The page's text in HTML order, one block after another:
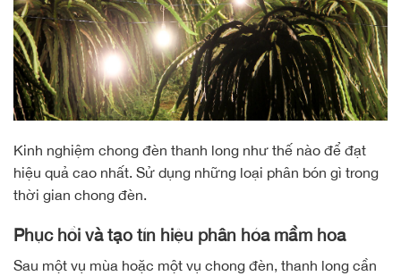
Kinh nghiệm chong đèn thanh long như thế nào để đạt
hiệu quả cao nhất. Sử dụng những loại phân bón gì trong
thời gian chong đèn.
Phục hồi và tạo tín hiệu phân hóa mầm hoa
Sau một vụ mùa hoặc một vụ chong đèn, thanh long cần